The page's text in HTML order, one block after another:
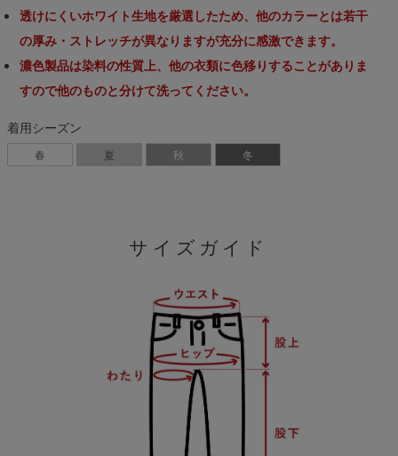
透けにくいホワイト生地を厳選したため、他のカラーとは若干
の厚み・ストレッチが異なりますが充分に感激できます。
濃色製品は染料の性質上、他の衣類に色移りすることがありま
すので他のものと分けて洗ってください。
着用シーズン
春 夏 秋 冬
サイズガイド